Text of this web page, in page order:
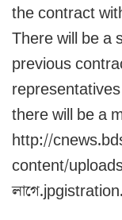
the contract
There will be a
previous
there will be a
http://
content/
লাগে.jpgistration.